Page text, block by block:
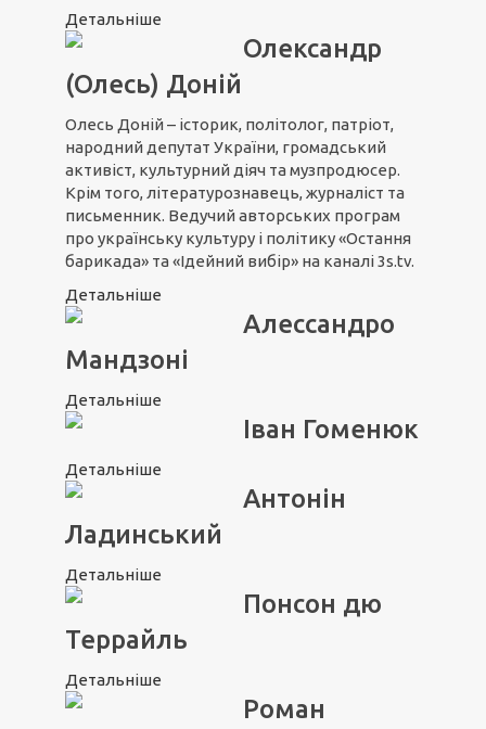
Детальніше
Олександр
(Олесь) Доній
Олесь Доній – історик, політолог, патріот,
народний депутат України, громадський
активіст, культурний діяч та музпродюсер.
Крім того, літературознавець, журналіст та
письменник. Ведучий авторських програм
про українську культуру і політику «Остання
барикада» та «Ідейний вибір» на каналі 3s.tv.
Детальніше
Алессандро
Мандзоні
Детальніше
Іван Гоменюк
Детальніше
Антонін
Ладинський
Детальніше
Понсон дю
Террайль
Детальніше
Роман